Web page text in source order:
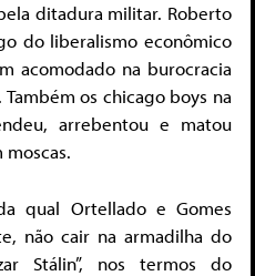
ditadura militar. Roberto
do liberalismo econômico
acomodado na burocracia
os chicago boys na
arrebentou e matou
moscas.
qual Ortellado e Gomes
não cair na armadilha do
Stálin”, nos termos do